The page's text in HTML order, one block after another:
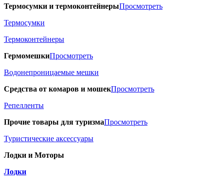
Термосумки и термоконтейнерыПросмотреть
Термосумки
Термоконтейнеры
ГермомешкиПросмотреть
Водонепроницаемые мешки
Средства от комаров и мошекПросмотреть
Репелленты
Прочие товары для туризмаПросмотреть
Туристические аксессуары
Лодки и Моторы
Лодки